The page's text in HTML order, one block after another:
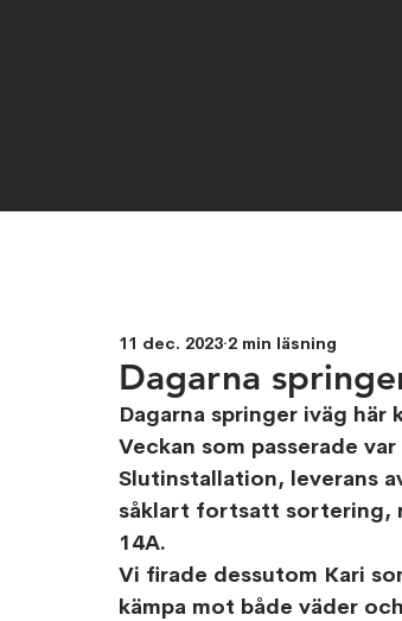
Dagarna
11 dec. 2023 2 min läsning
Dagarna springer iväg här
Veckan som passerade
Slutinstallation, leverans
såklart fortsatt sortering,
14A.
Vi firade dessutom Kari
kämpa mot både väder